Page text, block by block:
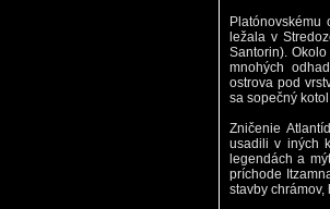
ležala v
Santorin).
mnohých
ostrova pod
sa sopečný
Zničenie
usadili v iných
legendách a
príchode
stavby